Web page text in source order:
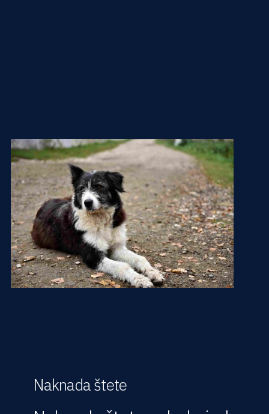
Naknada štete